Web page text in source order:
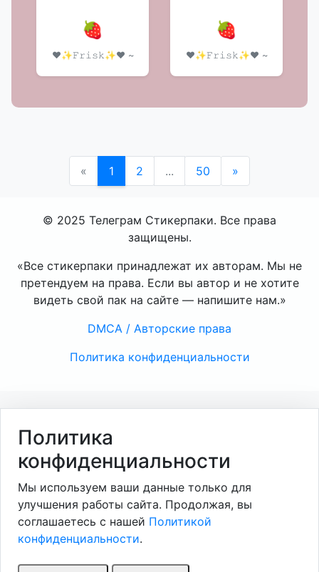
🍓
❤️✨𝙵𝚛𝚒𝚜𝚔✨❤️ ~
🍓
❤️✨𝙵𝚛𝚒𝚜𝚔✨❤️ ~
« 1 2 ... 50 »
© 2025 Телеграм Стикерпаки. Все права
защищены.
«Все стикерпаки принадлежат их авторам. Мы не
претендуем на права. Если вы автор и не хотите
видеть свой пак на сайте — напишите нам.»
DMCA / Авторские права
Политика конфиденциальности
Политика
конфиденциальности
Мы используем ваши данные только для
улучшения работы сайта. Продолжая, вы
соглашаетесь с нашей Политикой
конфиденциальности.